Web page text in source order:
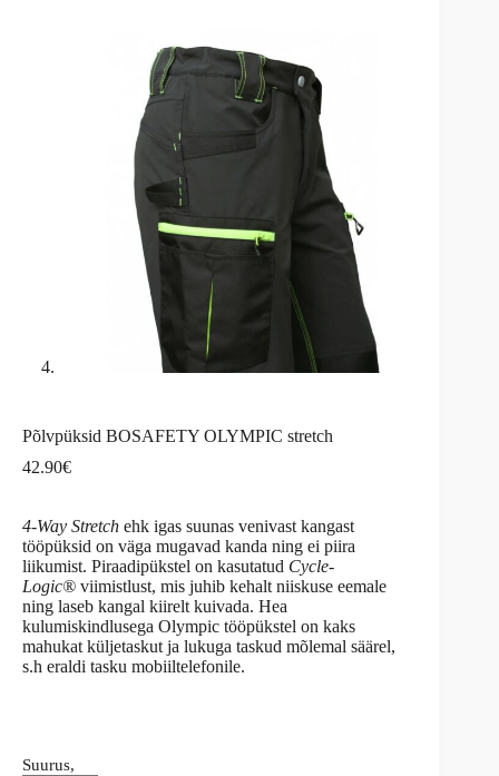
Põlvpüksid BOSAFETY OLYMPIC stretch
42.90€
4-Way Stretch ehk igas suunas venivast kangast
tööpüksid on väga mugavad kanda ning ei piira
liikumist. Piraadipükstel on kasutatud Cycle-
Logic® viimistlust, mis juhib kehalt niiskuse eemale
ning laseb kangal kiirelt kuivada. Hea
kulumiskindlusega Olympic tööpükstel on kaks
mahukat küljetaskut ja lukuga taskud mõlemal säärel,
s.h eraldi tasku mobiiltelefonile.
Suurus,